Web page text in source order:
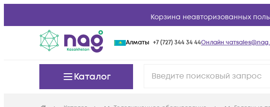
Корзина неавторизованных
Алматы +7 (727) 344 34 44Онлайн чат
Каталог